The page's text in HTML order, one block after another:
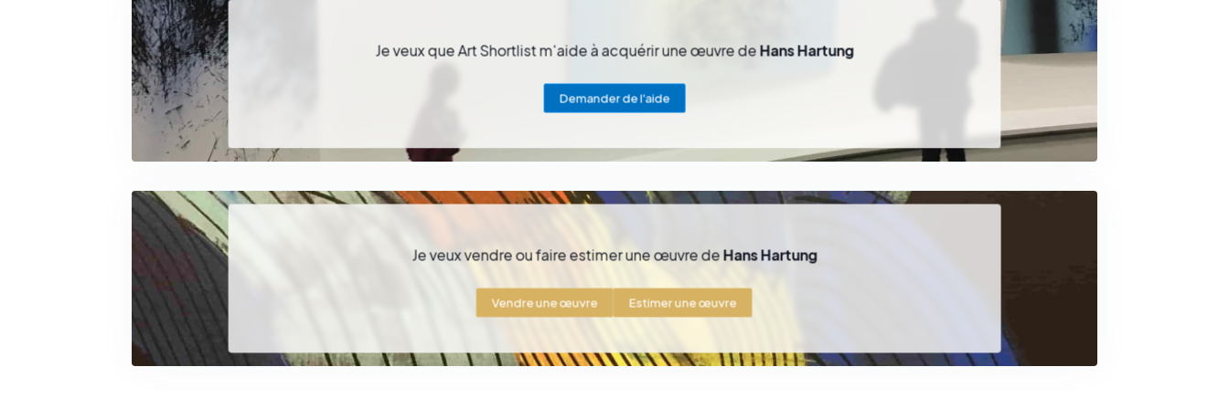
Je veux que Art Shortlist m'aide à acquérir une œuvre deHans Hartung
Demander de l'aide
Je veux vendre ou faire estimer une œuvre deHans Hartung
Vendre une œuvre Estimer une œuvre